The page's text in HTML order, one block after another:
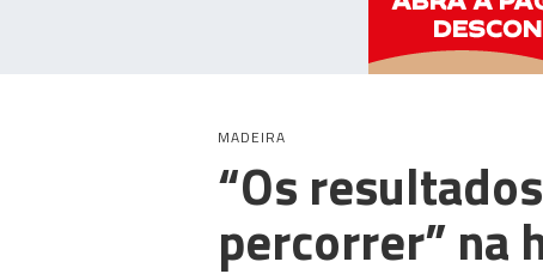
MADEIRA
“Os
percorrer” na